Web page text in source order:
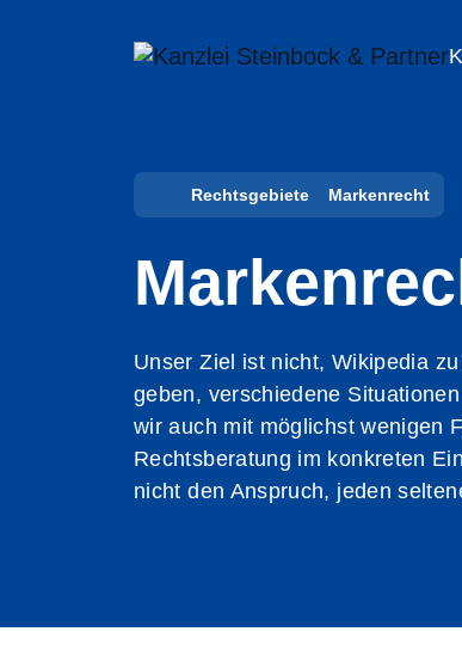
Rechtsgebiete Markenrecht
Unser Ziel ist nicht, Wikipedia
geben, verschiedene
wir auch mit möglichst wenigen
Rechtsberatung im konkreten
nicht den Anspruch, jeden